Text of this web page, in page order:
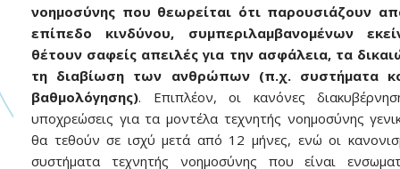
νοημοσύνης που θεωρείται ότι παρουσιάζουν
επίπεδο κινδύνου, συμπεριλαμβανομένων
θέτουν σαφείς απειλές για την ασφάλεια, τα
τη διαβίωση των ανθρώπων (π.χ. συστήματα
βαθμολόγησης). Επιπλέον, οι κανόνες
υποχρεώσεις για τα μοντέλα τεχνητής νοημοσύνης
θα τεθούν σε ισχύ μετά από 12 μήνες, ενώ οι
συστήματα τεχνητής νοημοσύνης που είναι